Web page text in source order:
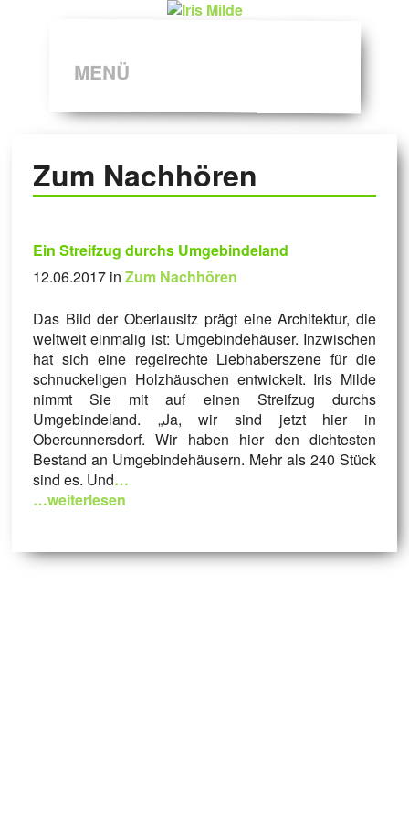
MENÜ
Zum Nachhören
Ein Streifzug durchs Umgebindeland
12.06.2017 in Zum Nachhören
Das Bild der Oberlausitz prägt eine Architektur, die
weltweit einmalig ist: Umgebindehäuser. Inzwischen
hat sich eine regelrechte Liebhaberszene für die
schnuckeligen Holzhäuschen entwickelt. Iris Milde
nimmt Sie mit auf einen Streifzug durchs
Umgebindeland. „Ja, wir sind jetzt hier in
Obercunnersdorf. Wir haben hier den dichtesten
Bestand an Umgebindehäusern. Mehr als 240 Stück
sind es. Und…
…weiterlesen